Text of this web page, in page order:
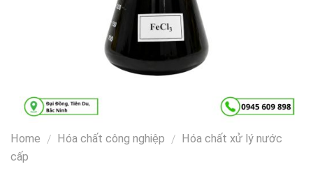
Home / Hóa chất công nghiệp / Hóa chất xử lý nước
cấp